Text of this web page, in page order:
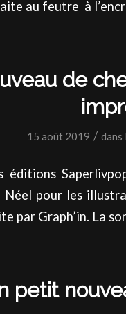
au feutre à
de
15 août 2019 / dans
éditions
Néel pour les
par Graph’in. La
petit